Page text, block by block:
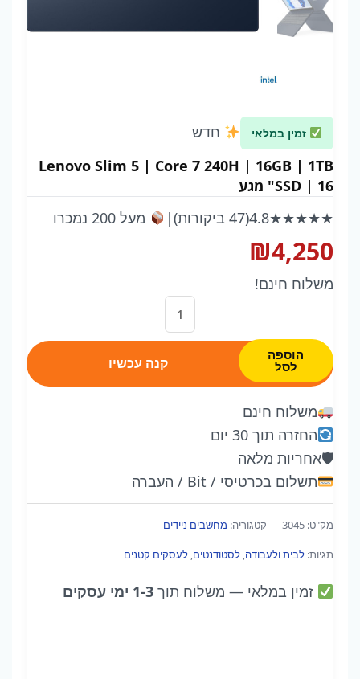
זמין במלאי
חדש
Lenovo Slim 5 | Core 7 240H | 16GB | 1TB
SSD | 16" מגע
★★★★★
4.8(47 ביקורות) | מעל 200 נמכרו
₪4,250
משלוח חינם!
כמות
של
Slim
240H
|
1TB
הוספה
לסל קנה עכשיו
משלוח חינם
החזרה תוך 30 יום
🛡אחריות מלאה
תשלום בכרטיסי / Bit / העברה
מק"ט: 3045 קטגוריה: מחשבים ניידים
תגיות: לבית ולעבודה, לסטודנטים, לעסקים קטנים
זמין במלאי — משלוח תוך1-3 ימי עסקים